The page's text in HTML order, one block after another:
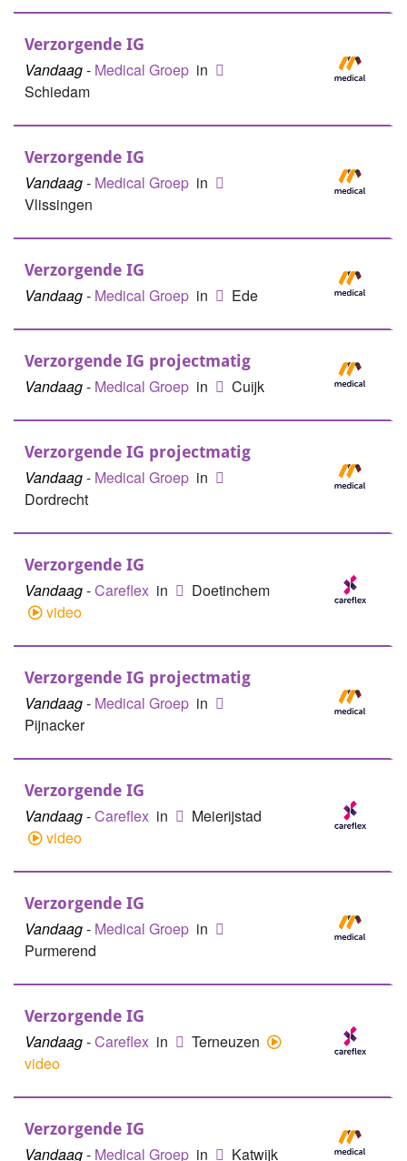
Verzorgende IG
Vandaag- Medical Groep in
Schiedam
Verzorgende IG
Vandaag- Medical Groep in
Vlissingen
Verzorgende IG
Vandaag- Medical Groep in Ede
Verzorgende IG projectmatig
Vandaag- Medical Groep in Cuijk
Verzorgende IG projectmatig
Vandaag- Medical Groep in
Dordrecht
Verzorgende IG
Vandaag-Careflex in
Doetinchem
video
Verzorgende IG projectmatig
Vandaag- Medical Groep in
Pijnacker
Verzorgende IG
Vandaag-Careflex in
Meierijstad
video
Verzorgende IG
Vandaag- Medical Groep in
Purmerend
Verzorgende IG
Vandaag-Careflex in
Terneuzen
video
Verzorgende IG
Vandaag- Medical Groep in Katwijk